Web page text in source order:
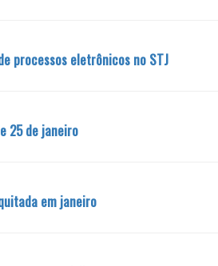
processos eletrônicos no STJ
25 de janeiro
em janeiro